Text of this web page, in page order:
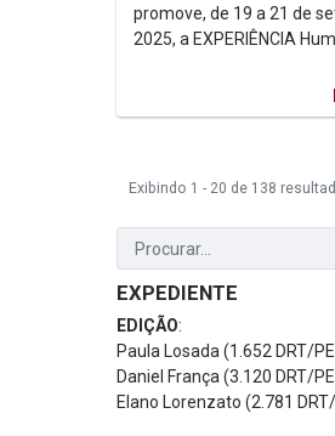
promove, de 19 a 21 de
2025, a EXPERIÊNCIA
UNIVERSITÁRIOS,
cinco...
Exibindo 1 - 20 de 138
EXPEDIENTE
EDIÇÃO:
Paula Losada (1.652 DRT/
Daniel França (3.120 DRT/
Elano Lorenzato (2.781